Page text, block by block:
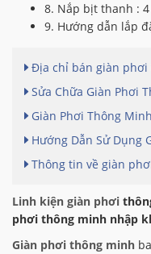
8. Nắp bịt thanh :
9. Hướng dẫn lắp
Địa chỉ bán giàn phơi
Sửa Chữa Giàn Phơi
Giàn Phơi Thông
Hướng Dẫn Sử Dụng
Thông tin về giàn
Linh kiện giàn phơi
phơi thông minh nhập
Giàn phơi thông minh